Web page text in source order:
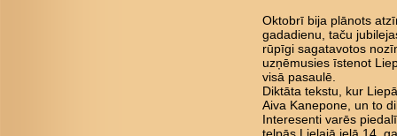
Oktobrī bija plānots
gadadienu, taču
rūpīgi sagatavotos
uzņēmusies īstenot
visā pasaulē.
Diktāta tekstu, kur
Aiva Kanepone, un to
Interesenti varēs